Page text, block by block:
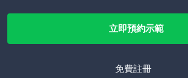
立即預約示範
免費註冊